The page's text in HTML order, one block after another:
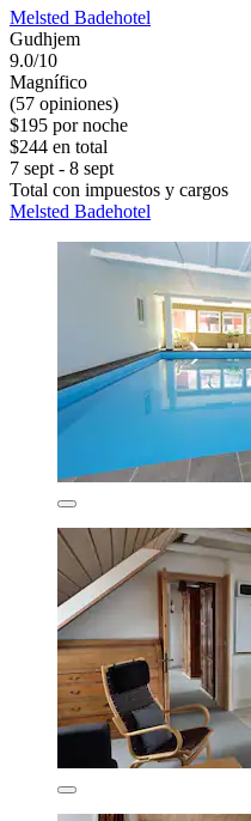
Melsted Badehotel
Gudhjem
9.0/10
Magnífico
(57 opiniones)
$195 por noche
$244 en total
7 sept - 8 sept
Total con impuestos y cargos
Melsted Badehotel